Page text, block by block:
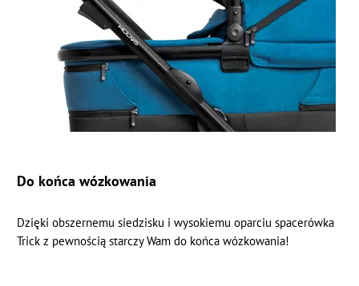
Do końca wózkowania
Dzięki obszernemu siedzisku i wysokiemu oparciu spacerówka
Trick z pewnością starczy Wam do końca wózkowania!